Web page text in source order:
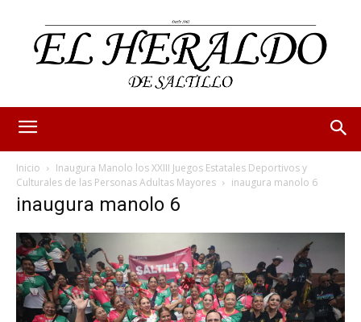
Inicio
Inaugura Manolo los XXIII Juegos Estatales Deportivos y
Culturales de las Personas Adultas Mayores
inaugura manolo 6
inaugura manolo 6